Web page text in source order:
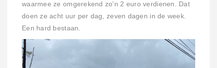
waarmee ze omgerekend zo'n 2 euro verdienen. Dat
doen ze acht uur per dag, zeven dagen in de week.
Een hard bestaan.